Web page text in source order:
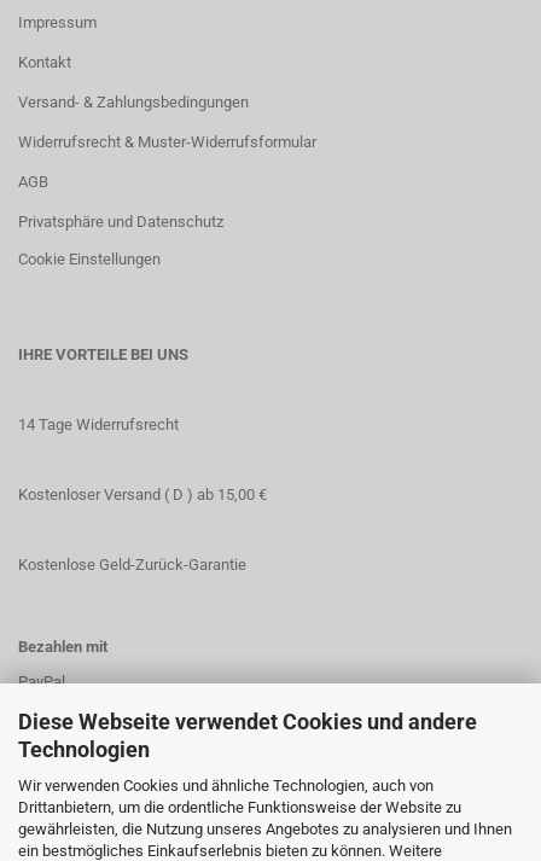
Diese Webseite verwendet Cookies und andere
Technologien
Wir verwenden Cookies und ähnliche Technologien, auch von
Drittanbietern, um die ordentliche Funktionsweise der Website zu
gewährleisten, die Nutzung unseres Angebotes zu analysieren und Ihnen
ein bestmögliches Einkaufserlebnis bieten zu können. Weitere
Impressum
Kontakt
Versand- & Zahlungsbedingungen
Widerrufsrecht & Muster-Widerrufsformular
AGB
Privatsphäre und Datenschutz
Cookie Einstellungen
IHRE VORTEILE BEI UNS
14 Tage Widerrufsrecht
Kostenloser Versand ( D ) ab 15,00 €
Kostenlose Geld-Zurück-Garantie
Bezahlen mit
PayPal
Vorkasse
Kundenservice